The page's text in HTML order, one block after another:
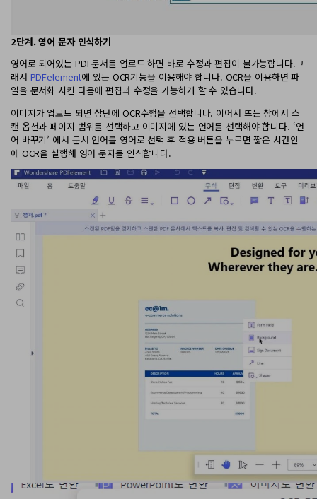
2단계. 영어 문자 인식하기
영어로 되어있는 PDF문서를 업로드 하면 바로 수정과 편집이 불가능합니다.그
래서 PDFelement에 있는 OCR기능을 이용해야 합니다. OCR을 이용하면 파
일을 문서화 시킨 다음에 편집과 수정을 가능하게 할 수 있습니다.
이미지가 업로드 되면 상단에 OCR수행을 선택합니다. 이어서 뜨는 창에서 스
캔 옵션과 페이지 범위를 선택하고 이미지에 있는 언어를 선택해야 합니다. ‘언
어 바꾸기’ 에서 문서 언어를 영어로 선택 후 적용 버튼을 누르면 짧은 시간안
에 OCR을 실행해 영어 문자를 인식합니다.